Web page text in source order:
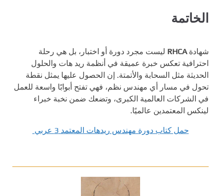
الخاتمة
شهادةRHCA ليست مجرد دورة أو اختبار، بل هي رحلة
احترافية تعكس خبرة عميقة في أنظمة ريد هات والحلول
الحديثة مثل السحابة والأتمتة. إن الحصول عليها يمثل نقطة
تحول في مسار أي مهندس نظم، فهي تفتح أبوابًا واسعة للعمل
في الشركات العالمية الكبرى، وتضعك ضمن نخبة خبراء
لينكس المعتمدين عالميًا.
حمل كتاب دورة مهندس ريدهات المعتمد 3 عربي